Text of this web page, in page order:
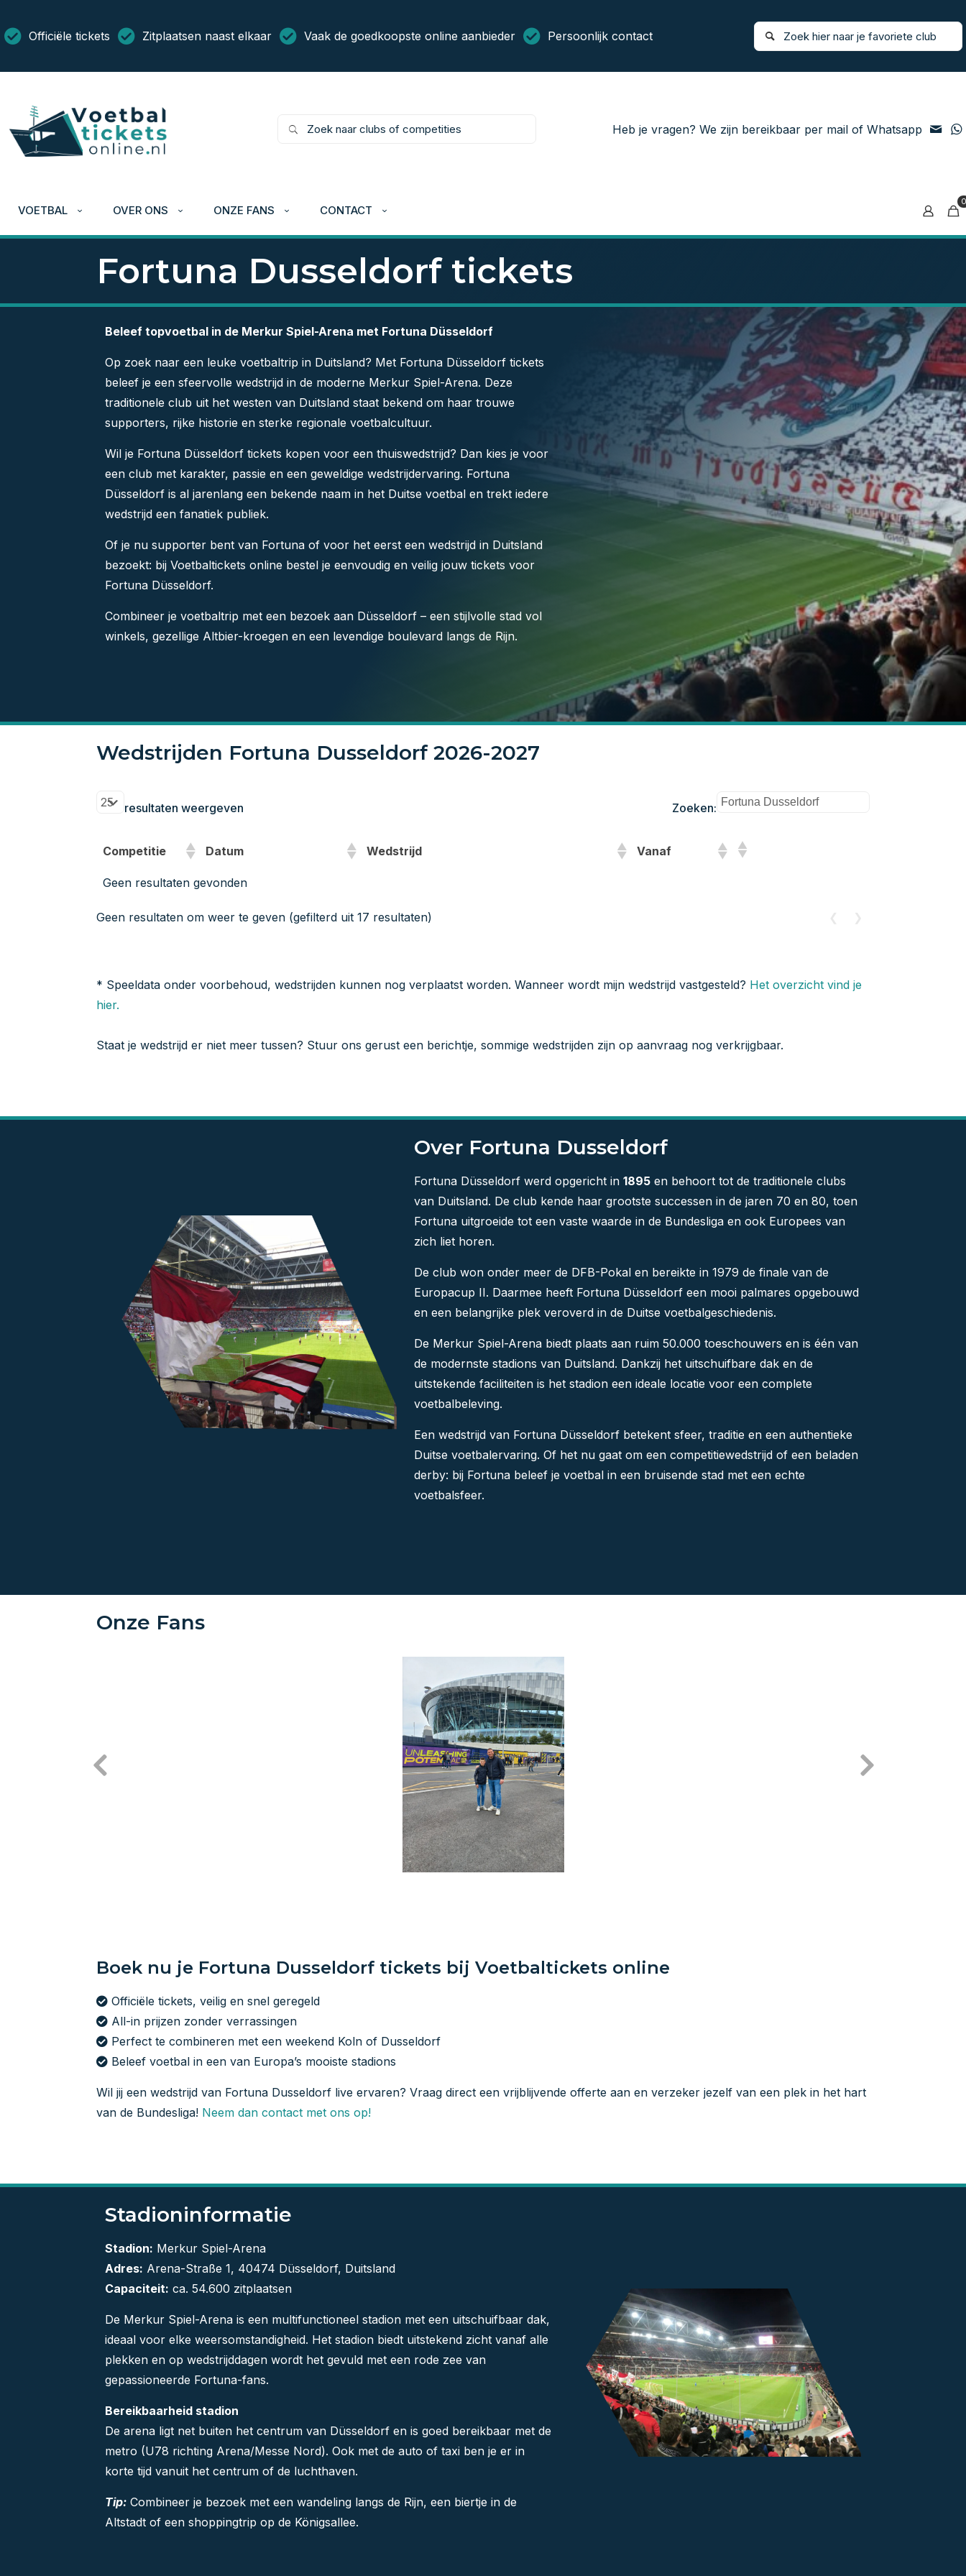
Officiële tickets Zitplaatsen naast elkaar Vaak de goedkoopste online aanbieder Persoonlijk contact
Heb je vragen? We zijn bereikbaar per mail of Whatsapp
VOETBAL OVER ONS ONZE FANS CONTACT
0
Fortuna Dusseldorf tickets
Beleef topvoetbal in de Merkur Spiel-Arena met Fortuna Düsseldorf
Op zoek naar een leuke voetbaltrip in Duitsland? Met Fortuna Düsseldorf tickets
beleef je een sfeervolle wedstrijd in de moderne Merkur Spiel-Arena. Deze
traditionele club uit het westen van Duitsland staat bekend om haar trouwe
supporters, rijke historie en sterke regionale voetbalcultuur.
Wil je Fortuna Düsseldorf tickets kopen voor een thuiswedstrijd? Dan kies je voor
een club met karakter, passie en een geweldige wedstrijdervaring. Fortuna
Düsseldorf is al jarenlang een bekende naam in het Duitse voetbal en trekt iedere
wedstrijd een fanatiek publiek.
Of je nu supporter bent van Fortuna of voor het eerst een wedstrijd in Duitsland
bezoekt: bij Voetbaltickets online bestel je eenvoudig en veilig jouw tickets voor
Fortuna Düsseldorf.
Combineer je voetbaltrip met een bezoek aan Düsseldorf – een stijlvolle stad vol
winkels, gezellige Altbier-kroegen en een levendige boulevard langs de Rijn.
Wedstrijden Fortuna Dusseldorf 2026-2027
resultaten weergeven Zoeken:
Competitie Datum Wedstrijd Vanaf
Geen resultaten gevonden
Geen resultaten om weer te geven (gefilterd uit 17 resultaten)
* Speeldata onder voorbehoud, wedstrijden kunnen nog verplaatst worden. Wanneer wordt mijn wedstrijd vastgesteld? Het overzicht vind je
hier.
Staat je wedstrijd er niet meer tussen? Stuur ons gerust een berichtje, sommige wedstrijden zijn op aanvraag nog verkrijgbaar.
Over Fortuna Dusseldorf
Fortuna Düsseldorf werd opgericht in1895 en behoort tot de traditionele clubs
van Duitsland. De club kende haar grootste successen in de jaren 70 en 80, toen
Fortuna uitgroeide tot een vaste waarde in de Bundesliga en ook Europees van
zich liet horen.
De club won onder meer de DFB-Pokal en bereikte in 1979 de finale van de
Europacup II. Daarmee heeft Fortuna Düsseldorf een mooi palmares opgebouwd
en een belangrijke plek veroverd in de Duitse voetbalgeschiedenis.
De Merkur Spiel-Arena biedt plaats aan ruim 50.000 toeschouwers en is één van
de modernste stadions van Duitsland. Dankzij het uitschuifbare dak en de
uitstekende faciliteiten is het stadion een ideale locatie voor een complete
voetbalbeleving.
Een wedstrijd van Fortuna Düsseldorf betekent sfeer, traditie en een authentieke
Duitse voetbalervaring. Of het nu gaat om een competitiewedstrijd of een beladen
derby: bij Fortuna beleef je voetbal in een bruisende stad met een echte
voetbalsfeer.
Onze Fans
Boek nu je Fortuna Dusseldorf tickets bij Voetbaltickets online
Officiële tickets, veilig en snel geregeld
All-in prijzen zonder verrassingen
Perfect te combineren met een weekend Koln of Dusseldorf
Beleef voetbal in een van Europa’s mooiste stadions
Wil jij een wedstrijd van Fortuna Dusseldorf live ervaren? Vraag direct een vrijblijvende offerte aan en verzeker jezelf van een plek in het hart
van de Bundesliga! Neem dan contact met ons op!
Stadioninformatie
Stadion: Merkur Spiel-Arena
Adres: Arena-Straße 1, 40474 Düsseldorf, Duitsland
Capaciteit: ca. 54.600 zitplaatsen
De Merkur Spiel-Arena is een multifunctioneel stadion met een uitschuifbaar dak,
ideaal voor elke weersomstandigheid. Het stadion biedt uitstekend zicht vanaf alle
plekken en op wedstrijddagen wordt het gevuld met een rode zee van
gepassioneerde Fortuna-fans.
Bereikbaarheid stadion
De arena ligt net buiten het centrum van Düsseldorf en is goed bereikbaar met de
metro (U78 richting Arena/Messe Nord). Ook met de auto of taxi ben je er in
korte tijd vanuit het centrum of de luchthaven.
Tip: Combineer je bezoek met een wandeling langs de Rijn, een biertje in de
Altstadt of een shoppingtrip op de Königsallee.